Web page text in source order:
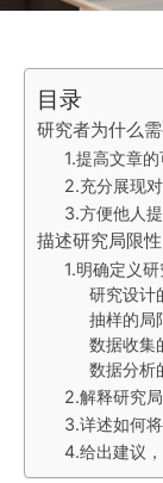
目录
研究者为什么
1.提高文章
2.充分展现
3.方便他人
描述研究局限
1.明确定义
研究设计
抽样的局
数据收集
数据分析
2.解释研究
3.详述如何
4.给出建议